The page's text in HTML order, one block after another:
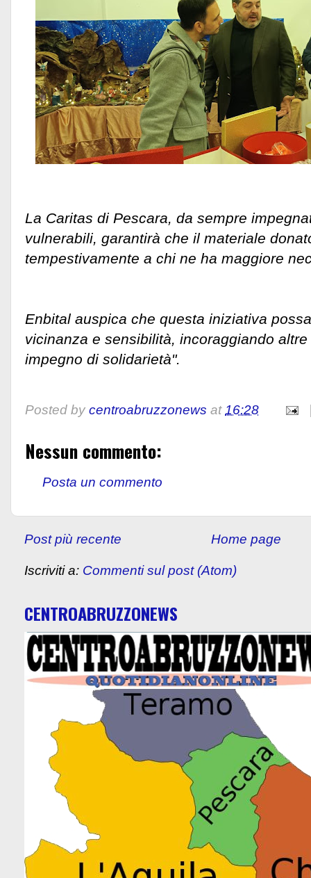
La Caritas di Pescara, da sempre
vulnerabili, garantirà che il materiale
tempestivamente a chi ne ha maggiore
Enbital auspica che questa iniziativa
vicinanza e sensibilità, incoraggiando
impegno di solidarietà".
Posted by centroabruzzonews at16:28
Nessun commento:
Posta un commento
Post più recente Home page
Iscriviti a: Commenti sul post (Atom)
CENTROABRUZZONEWS